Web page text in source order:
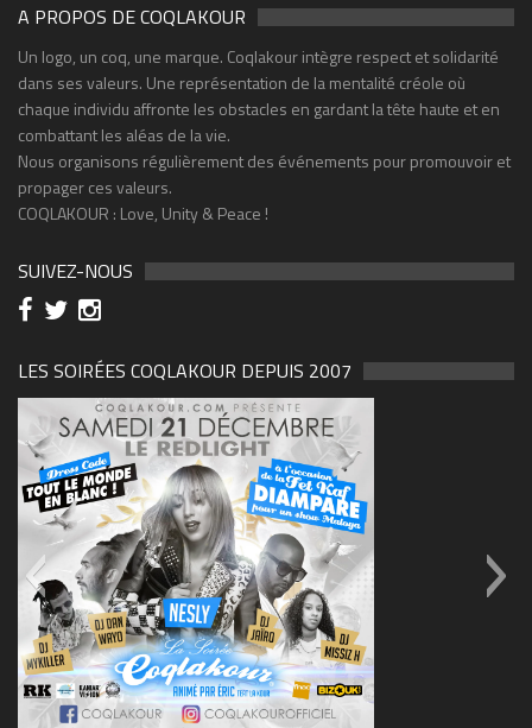
A PROPOS DE COQLAKOUR
Un logo, un coq, une marque. Coqlakour intègre respect et solidarité
dans ses valeurs. Une représentation de la mentalité créole où
chaque individu affronte les obstacles en gardant la tête haute et en
combattant les aléas de la vie.
Nous organisons régulièrement des événements pour promouvoir et
propager ces valeurs.
COQLAKOUR : Love, Unity & Peace !
SUIVEZ-NOUS
LES SOIRÉES COQLAKOUR DEPUIS 2007